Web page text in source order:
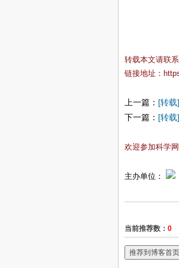
转载本文请联
链接地址：
上一篇： [转
下一篇： [转
欢迎参加科学
主办单位：
当前推荐数： 0
推荐到博客首页